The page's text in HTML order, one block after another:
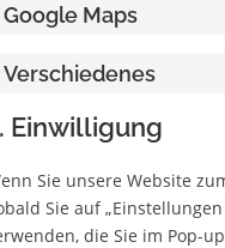
Google Maps
Verschiedenes
Einwilligung
Sie unsere Website
Sie auf
die Sie im Pop-